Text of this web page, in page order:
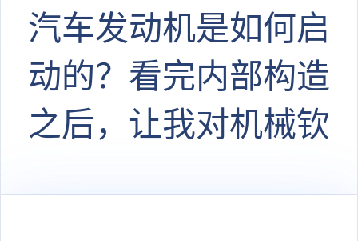
汽车发动机是如何启
动的？看完内部构造
之后，让我对机械钦